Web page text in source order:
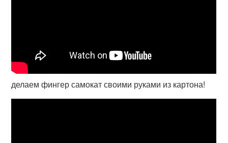
делаем фингер самокат своими руками из картона!